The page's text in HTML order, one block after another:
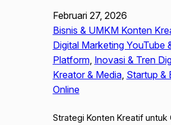
Februari 27, 2026
Bisnis & UMKM Konten
Digital Marketing YouTube
Platform, Inovasi & Tren
Kreator & Media, Startup &
Online
Strategi Konten Kreatif untuk